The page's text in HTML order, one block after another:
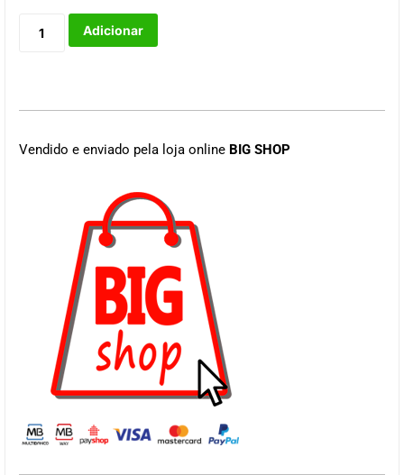
Adicionar
Vendido e enviado pela loja online BIG SHOP